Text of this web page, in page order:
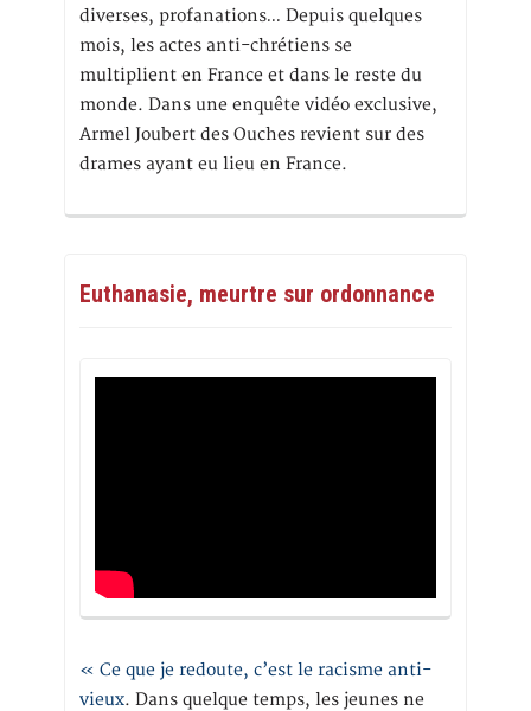
diverses, profanations… Depuis quelques
mois, les actes anti-chrétiens se
multiplient en France et dans le reste du
monde. Dans une enquête vidéo exclusive,
Armel Joubert des Ouches revient sur des
drames ayant eu lieu en France.
Euthanasie, meurtre sur ordonnance
« Ce que je redoute, c’est le racisme anti-
vieux. Dans quelque temps, les jeunes ne